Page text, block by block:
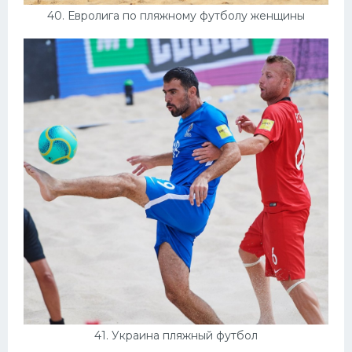
40. Евролига по пляжному футболу женщины
41. Украина пляжный футбол